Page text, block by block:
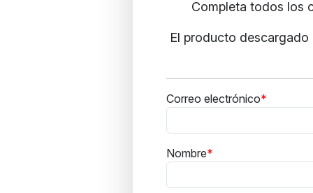
Completa todos los
El producto
Correo electrónico
Nombre